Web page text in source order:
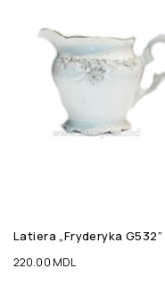
Latiera „Fryderyka G532”
220.00 MDL